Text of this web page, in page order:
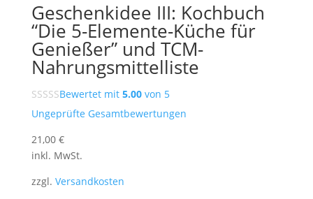
Geschenkidee III: Kochbuch
“Die 5-Elemente-Küche für
Genießer” und TCM-
Nahrungsmittelliste
Bewertet mit 5.00von 5
Ungeprüfte Gesamtbewertungen
21,00 €
inkl. MwSt.
zzgl. Versandkosten